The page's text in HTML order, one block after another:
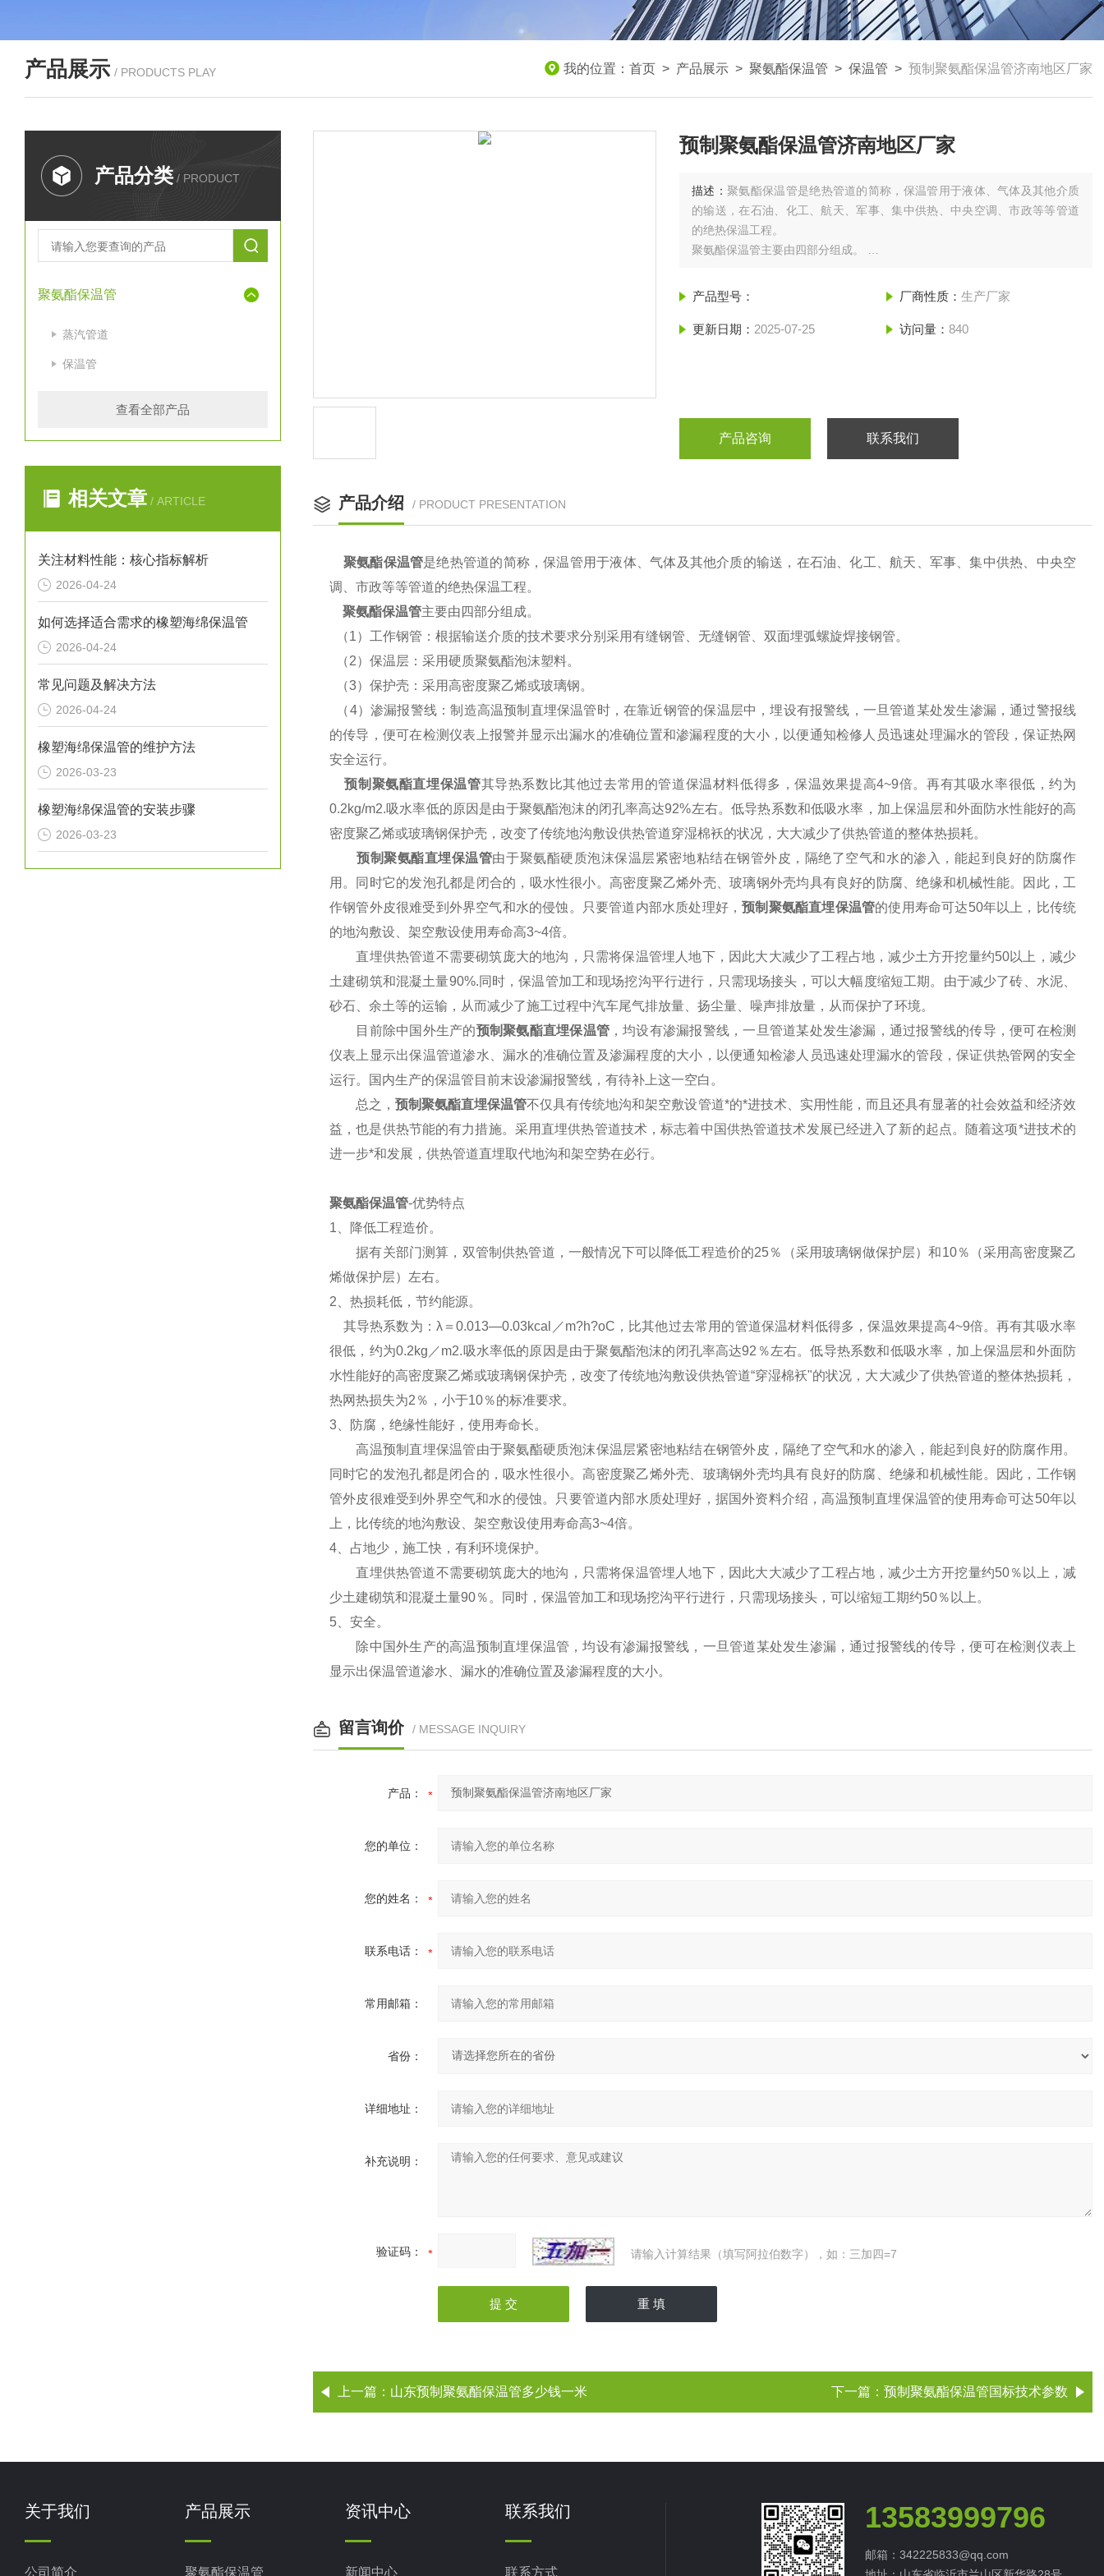
产品展示 / PRODUCTS PLAY 我的位置： 首页 > 产品展示 > 聚氨酯保温管 > 保温管 > 预制聚氨酯保温管济南地区厂家
产品分类 / PRODUCT
聚氨酯保温管
蒸汽管道
保温管
查看全部产品
相关文章 / ARTICLE
关注材料性能：核心指标解析
2026-04-24
如何选择适合需求的橡塑海绵保温管
2026-04-24
常见问题及解决方法
2026-04-24
橡塑海绵保温管的维护方法
2026-03-23
橡塑海绵保温管的安装步骤
2026-03-23
预制聚氨酯保温管济南地区厂家
描述：聚氨酯保温管是绝热管道的简称，保温管用于液体、气体及其他介质
的输送，在石油、化工、航天、军事、集中供热、中央空调、市政等等管道
的绝热保温工程。
聚氨酯保温管主要由四部分组成。
面埋弧螺旋焊接钢管。
（3）保护壳：采用高密度聚乙烯或玻璃钢。
产品型号： 厂商性质： 生产厂家
更新日期： 2025-07-25 访问量： 840
产品咨询 联系我们
产品介绍 / PRODUCT PRESENTATION
聚氨酯保温管是绝热管道的简称，保温管用于液体、气体及其他介质的输送，在石油、化工、航天、军事、集中供热、中央空
调、市政等等管道的绝热保温工程。
聚氨酯保温管主要由四部分组成。
（1）工作钢管：根据输送介质的技术要求分别采用有缝钢管、无缝钢管、双面埋弧螺旋焊接钢管。
（2）保温层：采用硬质聚氨酯泡沫塑料。
（3）保护壳：采用高密度聚乙烯或玻璃钢。
（4）渗漏报警线：制造高温预制直埋保温管时，在靠近钢管的保温层中，埋设有报警线，一旦管道某处发生渗漏，通过警报线
的传导，便可在检测仪表上报警并显示出漏水的准确位置和渗漏程度的大小，以便通知检修人员迅速处理漏水的管段，保证热网
安全运行。
预制聚氨酯直埋保温管其导热系数比其他过去常用的管道保温材料低得多，保温效果提高4~9倍。再有其吸水率很低，约为
0.2kg/m2.吸水率低的原因是由于聚氨酯泡沫的闭孔率高达92%左右。低导热系数和低吸水率，加上保温层和外面防水性能好的高
密度聚乙烯或玻璃钢保护壳，改变了传统地沟敷设供热管道穿湿棉袄的状况，大大减少了供热管道的整体热损耗。
预制聚氨酯直埋保温管由于聚氨酯硬质泡沫保温层紧密地粘结在钢管外皮，隔绝了空气和水的渗入，能起到良好的防腐作
用。同时它的发泡孔都是闭合的，吸水性很小。高密度聚乙烯外壳、玻璃钢外壳均具有良好的防腐、绝缘和机械性能。因此，工
作钢管外皮很难受到外界空气和水的侵蚀。只要管道内部水质处理好，预制聚氨酯直埋保温管的使用寿命可达50年以上，比传统
的地沟敷设、架空敷设使用寿命高3~4倍。
直埋供热管道不需要砌筑庞大的地沟，只需将保温管埋人地下，因此大大减少了工程占地，减少土方开挖量约50以上，减少
土建砌筑和混凝土量90%.同时，保温管加工和现场挖沟平行进行，只需现场接头，可以大幅度缩短工期。由于减少了砖、水泥、
砂石、余土等的运输，从而减少了施工过程中汽车尾气排放量、扬尘量、噪声排放量，从而保护了环境。
目前除中国外生产的预制聚氨酯直埋保温管，均设有渗漏报警线，一旦管道某处发生渗漏，通过报警线的传导，便可在检测
仪表上显示出保温管道渗水、漏水的准确位置及渗漏程度的大小，以便通知检渗人员迅速处理漏水的管段，保证供热管网的安全
运行。国内生产的保温管目前末设渗漏报警线，有待补上这一空白。
总之，预制聚氨酯直埋保温管不仅具有传统地沟和架空敷设管道*的*进技术、实用性能，而且还具有显著的社会效益和经济效
益，也是供热节能的有力措施。采用直埋供热管道技术，标志着中国供热管道技术发展已经进入了新的起点。随着这项*进技术的
进一步*和发展，供热管道直埋取代地沟和架空势在必行。
聚氨酯保温管-优势特点
1、降低工程造价。
据有关部门测算，双管制供热管道，一般情况下可以降低工程造价的25％（采用玻璃钢做保护层）和10％（采用高密度聚乙
烯做保护层）左右。
2、热损耗低，节约能源。
其导热系数为：λ＝0.013—0.03kcal／m?h?oC，比其他过去常用的管道保温材料低得多，保温效果提高4~9倍。再有其吸水率
很低，约为0.2kg／m2.吸水率低的原因是由于聚氨酯泡沫的闭孔率高达92％左右。低导热系数和低吸水率，加上保温层和外面防
水性能好的高密度聚乙烯或玻璃钢保护壳，改变了传统地沟敷设供热管道“穿湿棉袄"的状况，大大减少了供热管道的整体热损耗，
热网热损失为2％，小于10％的标准要求。
3、防腐，绝缘性能好，使用寿命长。
高温预制直埋保温管由于聚氨酯硬质泡沫保温层紧密地粘结在钢管外皮，隔绝了空气和水的渗入，能起到良好的防腐作用。
同时它的发泡孔都是闭合的，吸水性很小。高密度聚乙烯外壳、玻璃钢外壳均具有良好的防腐、绝缘和机械性能。因此，工作钢
管外皮很难受到外界空气和水的侵蚀。只要管道内部水质处理好，据国外资料介绍，高温预制直埋保温管的使用寿命可达50年以
上，比传统的地沟敷设、架空敷设使用寿命高3~4倍。
4、占地少，施工快，有利环境保护。
直埋供热管道不需要砌筑庞大的地沟，只需将保温管埋人地下，因此大大减少了工程占地，减少土方开挖量约50％以上，减
少土建砌筑和混凝土量90％。同时，保温管加工和现场挖沟平行进行，只需现场接头，可以缩短工期约50％以上。
5、安全。
除中国外生产的高温预制直埋保温管，均设有渗漏报警线，一旦管道某处发生渗漏，通过报警线的传导，便可在检测仪表上
显示出保温管道渗水、漏水的准确位置及渗漏程度的大小。
留言询价 / MESSAGE INQUIRY
产品：
您的单位：
您的姓名：
联系电话：
常用邮箱：
省份：
详细地址：
补充说明：
验证码： 请输入计算结果（填写阿拉伯数字），如：三加四=7
上一篇： 山东预制聚氨酯保温管多少钱一米 下一篇： 预制聚氨酯保温管国标技术参数
关于我们
公司简介
产品展示
聚氨酯保温管
资讯中心
新闻中心
联系我们
联系方式
13583999796
邮箱：342225833@qq.com